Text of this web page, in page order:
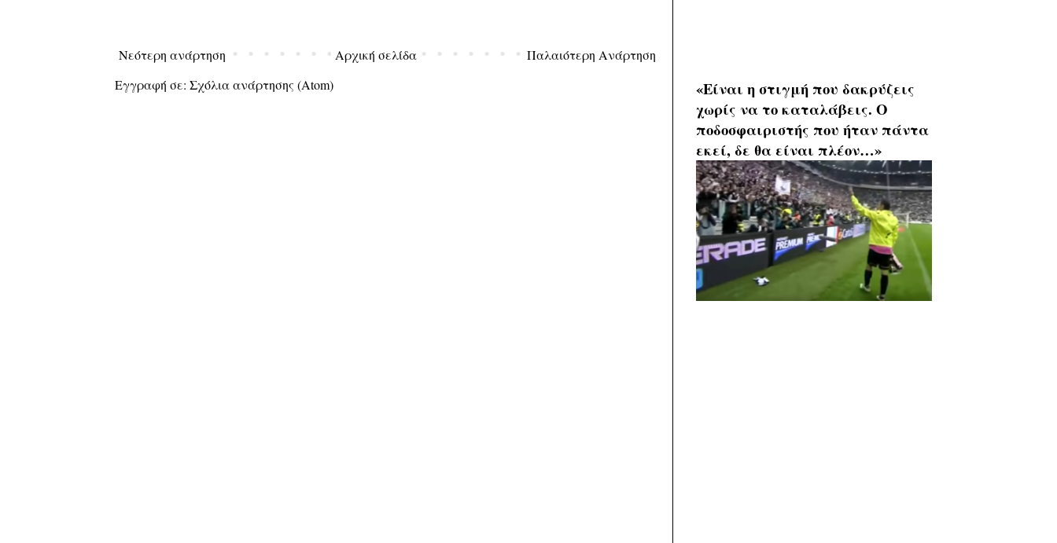
Νεότερη ανάρτηση Παλαιότερη Ανάρτηση
Αρχική σελίδα
Εγγραφή σε: Σχόλια ανάρτησης (Atom)
«Είναι η στιγμή που δακρύζεις
χωρίς να το καταλάβεις. Ο
ποδοσφαιριστής που ήταν πάντα
εκεί, δε θα είναι πλέον…»